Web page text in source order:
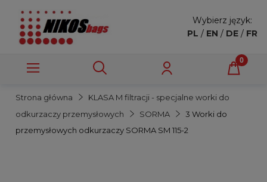
Wybierz język:
PL / EN / DE / FR
Strona główna
KLASA M filtracji - specjalne worki do
odkurzaczy przemysłowych
SORMA
3 Worki do
przemysłowych odkurzaczy SORMA SM 115-2